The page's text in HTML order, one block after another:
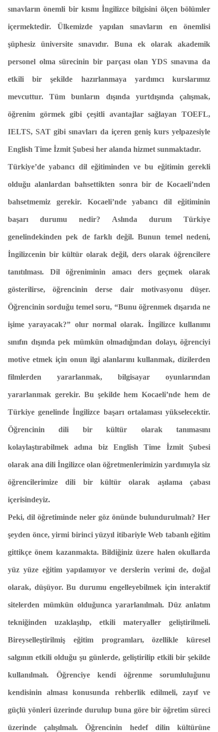
sınavların önemli bir kısmı İngilizce bilgisini ölçen bölümler
içermektedir. Ülkemizde yapılan sınavların en önemlisi
şüphesiz üniversite sınavıdır. Buna ek olarak akademik
personel olma sürecinin bir parçası olan YDS sınavına da
etkili bir şekilde hazırlanmaya yardımcı kurslarımız
mevcuttur. Tüm bunların dışında yurtdışında çalışmak,
öğrenim görmek gibi çeşitli avantajlar sağlayan TOEFL,
IELTS, SAT gibi sınavları da içeren geniş kurs yelpazesiyle
English Time İzmit Şubesi her alanda hizmet sunmaktadır.
Türkiye’de yabancı dil eğitiminden ve bu eğitimin gerekli
olduğu alanlardan bahsettikten sonra bir de Kocaeli’nden
bahsetmemiz gerekir. Kocaeli’nde yabancı dil eğitiminin
başarı durumu nedir? Aslında durum Türkiye
genelindekinden pek de farklı değil. Bunun temel nedeni,
İngilizcenin bir kültür olarak değil, ders olarak öğrencilere
tanıtılması. Dil öğreniminin amacı ders geçmek olarak
gösterilirse, öğrencinin derse dair motivasyonu düşer.
Öğrencinin sorduğu temel soru, “Bunu öğrenmek dışarıda ne
işime yarayacak?” olur normal olarak. İngilizce kullanımı
sınıfın dışında pek mümkün olmadığından dolayı, öğrenciyi
motive etmek için onun ilgi alanlarını kullanmak, dizilerden
filmlerden yararlanmak, bilgisayar oyunlarından
yararlanmak gerekir. Bu şekilde hem Kocaeli’nde hem de
Türkiye genelinde İngilizce başarı ortalaması yükselecektir.
Öğrencinin dili bir kültür olarak tanımasını
kolaylaştırabilmek adına biz English Time İzmit Şubesi
olarak ana dili İngilizce olan öğretmenlerimizin yardımıyla siz
öğrencilerimize dili bir kültür olarak aşılama çabası
içerisindeyiz.
Peki, dil öğretiminde neler göz önünde bulundurulmalı? Her
şeyden önce, yirmi birinci yüzyıl itibariyle Web tabanlı eğitim
gittikçe önem kazanmakta. Bildiğiniz üzere halen okullarda
yüz yüze eğitim yapılamıyor ve derslerin verimi de, doğal
olarak, düşüyor. Bu durumu engelleyebilmek için interaktif
sitelerden mümkün olduğunca yararlanılmalı. Düz anlatım
tekniğinden uzaklaşılıp, etkili materyaller geliştirilmeli.
Bireyselleştirilmiş eğitim programları, özellikle küresel
salgının etkili olduğu şu günlerde, geliştirilip etkili bir şekilde
kullanılmalı. Öğrenciye kendi öğrenme sorumluluğunu
kendisinin alması konusunda rehberlik edilmeli, zayıf ve
güçlü yönleri üzerinde durulup buna göre bir öğretim süreci
üzerinde çalışılmalı. Öğrencinin hedef dilin kültürüne